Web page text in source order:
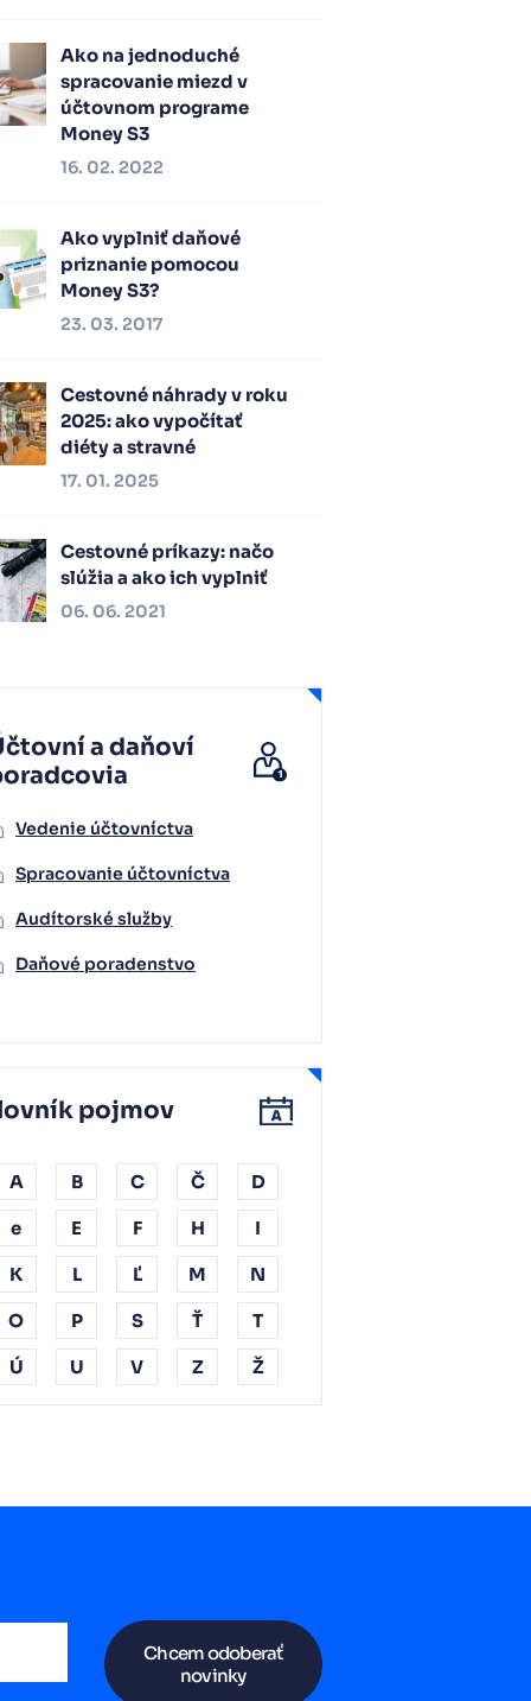
Ako na jednoduché
spracovanie miezd v
účtovnom programe
Money S3
16. 02. 2022
Ako vyplniť daňové
priznanie pomocou
Money S3?
23. 03. 2017
Cestovné náhrady v roku
2025: ako vypočítať
diéty a stravné
17. 01. 2025
Cestovné príkazy: načo
slúžia a ako ich vyplniť
06. 06. 2021
a daňoví
Vedenie účtovníctva
Spracovanie účtovníctva
Audítorské služby
Daňové poradenstvo
pojmov
A B C Č D
e E F H I
K L Ľ M N
O P S Ť T
Ú U V Z Ž
Chcem odoberať
novinky